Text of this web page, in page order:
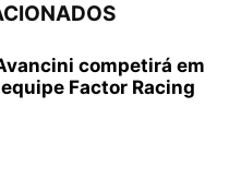
competirá em
Factor Racing